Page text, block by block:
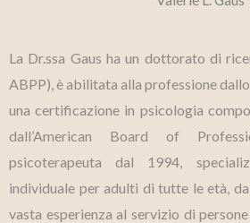
La Dr.ssa Gaus ha un dottorato di
ABPP), è abilitata alla professione
una certificazione in psicologia
dall’American Board of
psicoterapeuta dal 1994,
individuale per adulti di tutte le età,
vasta esperienza al servizio di